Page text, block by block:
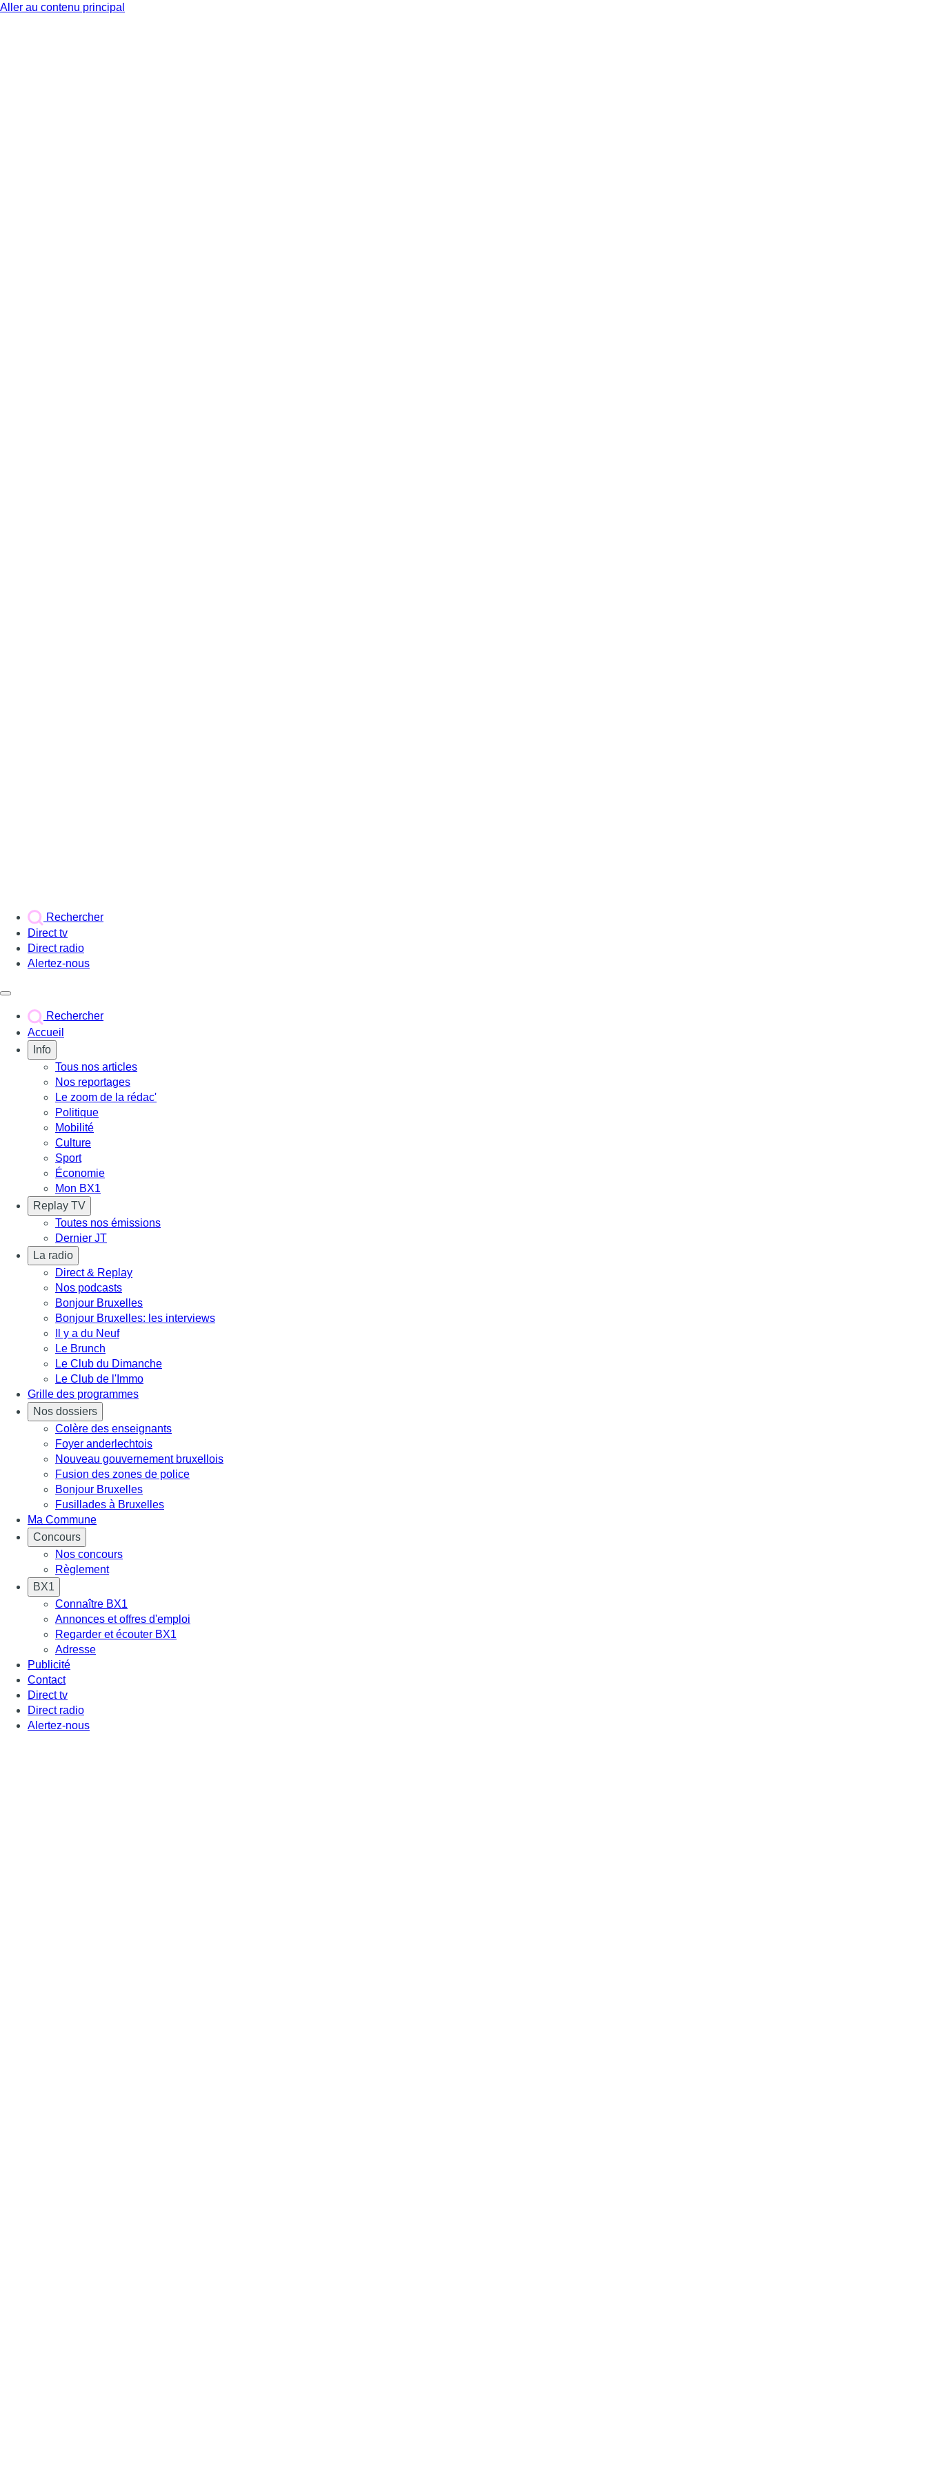
Aller au contenu principal
Rechercher
Direct tv
Direct radio
Alertez-nous
Rechercher
Accueil
Info
Tous nos articles
Nos reportages
Le zoom de la rédac'
Politique
Mobilité
Culture
Sport
Économie
Mon BX1
Replay TV
Toutes nos émissions
Dernier JT
La radio
Direct & Replay
Nos podcasts
Bonjour Bruxelles
Bonjour Bruxelles: les interviews
Il y a du Neuf
Le Brunch
Le Club du Dimanche
Le Club de l'Immo
Grille des programmes
Nos dossiers
Colère des enseignants
Foyer anderlechtois
Nouveau gouvernement bruxellois
Fusion des zones de police
Bonjour Bruxelles
Fusillades à Bruxelles
Ma Commune
Concours
Nos concours
Règlement
BX1
Connaître BX1
Annonces et offres d'emploi
Regarder et écouter BX1
Adresse
Publicité
Contact
Direct tv
Direct radio
Alertez-nous